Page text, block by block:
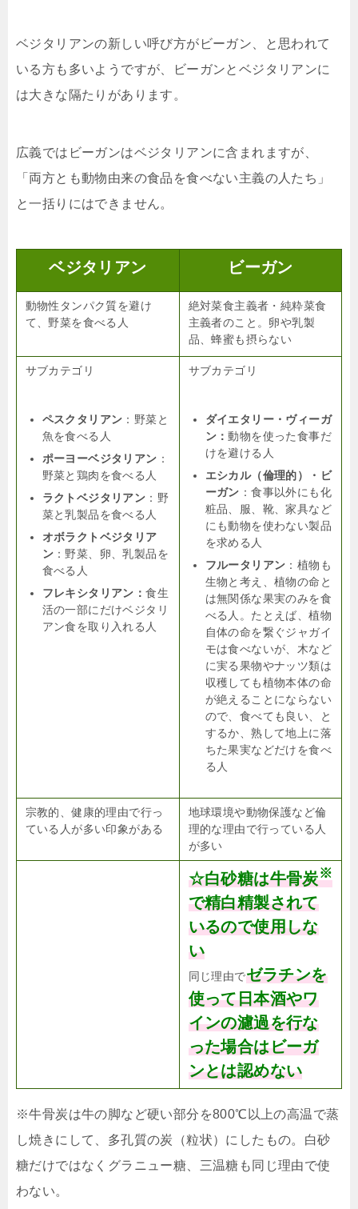
ベジタリアンの新しい呼び方がビーガン、と思われて
いる方も多いようですが、ビーガンとベジタリアンに
は大きな隔たりがあります。
広義ではビーガンはベジタリアンに含まれますが、
「両方とも動物由来の食品を食べない主義の人たち」
と一括りにはできません。
ベジタリアン ビーガン
動物性タンパク質を避け
て、野菜を食べる人
絶対菜食主義者・純粋菜食
主義者のこと。卵や乳製
品、蜂蜜も摂らない
サブカテゴリ
ペスクタリアン ：野菜と
魚を食べる人
ポーヨーベジタリアン ：
野菜と鶏肉を食べる人
ラクトベジタリアン ：野
菜と乳製品を食べる人
オボラクトベジタリア
ン：野菜、卵、乳製品を
食べる人
フレキシタリアン：食生
活の一部にだけベジタリ
アン食を取り入れる人
サブカテゴリ
ダイエタリー・ヴィーガ
ン：動物を使った食事だ
けを避ける人
エシカル（倫理的）・ビ
ーガン ：食事以外にも化
粧品、服、靴、家具など
にも動物を使わない製品
を求める人
フルータリアン ：植物も
生物と考え、植物の命と
は無関係な果実のみを食
べる人。たとえば、植物
自体の命を繋ぐジャガイ
モは食べないが、木など
に実る果物やナッツ類は
収穫しても植物本体の命
が絶えることにならない
ので、食べても良い、と
するか、熟して地上に落
ちた果実などだけを食べ
る人
宗教的、健康的理由で行っ
ている人が多い印象がある
地球環境や動物保護など倫
理的な理由で行っている人
が多い
☆白砂糖は牛骨炭※
で精白精製されて
いるので使用しな
い
同じ理由でゼラチンを
使って日本酒やワ
インの濾過を行な
った場合はビーガ
ンとは認めない
※牛骨炭は牛の脚など硬い部分を800℃以上の高温で蒸
し焼きにして、多孔質の炭（粒状）にしたもの。白砂
糖だけではなくグラニュー糖、三温糖も同じ理由で使
わない。